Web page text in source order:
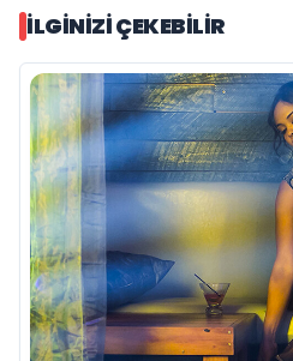
İLGINIZI ÇEKEBILIR